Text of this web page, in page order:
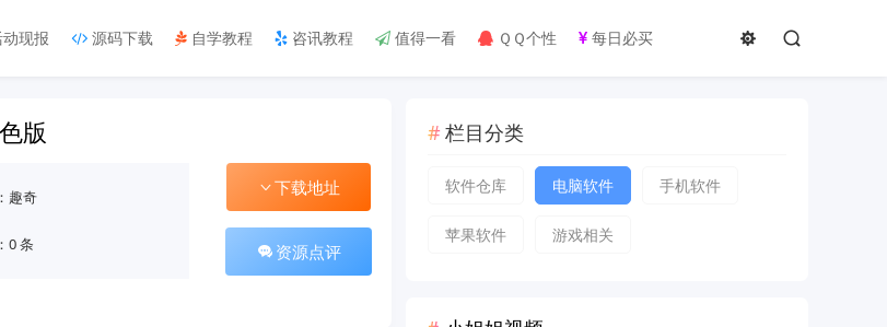
现报 源码下载 自学教程 咨讯教程 值得一看 ＱＱ个性 每日必买
版
趣奇
0 条
下载地址
资源点评
栏目分类
软件仓库 电脑软件 手机软件
苹果软件 游戏相关